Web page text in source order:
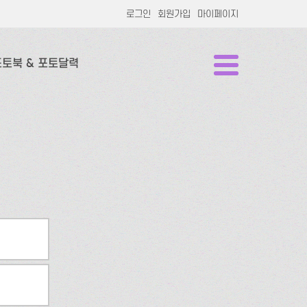
로그인 회원가입 마이페이지
북 & 포토달력